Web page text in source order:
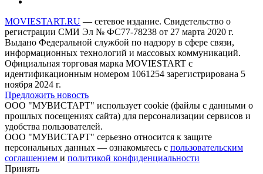
MOVIESTART.RU — сетевое издание. Свидетельство о
регистрации СМИ Эл № ФС77-78238 от 27 марта 2020 г.
Выдано Федеральной службой по надзору в сфере связи,
информационных технологий и массовых коммуникаций.
Официальная торговая марка MOVIESTART с
идентификационным номером 1061254 зарегистрирована 5
ноября 2024 г.
Предложить новость
ООО "МУВИСТАРТ" использует cookie (файлы с данными о
прошлых посещениях сайта) для персонализации сервисов и
удобства пользователей.
ООО "МУВИСТАРТ" серьезно относится к защите
персональных данных — ознакомьтесь с пользовательским
соглашением и политикой конфиденциальности
Принять